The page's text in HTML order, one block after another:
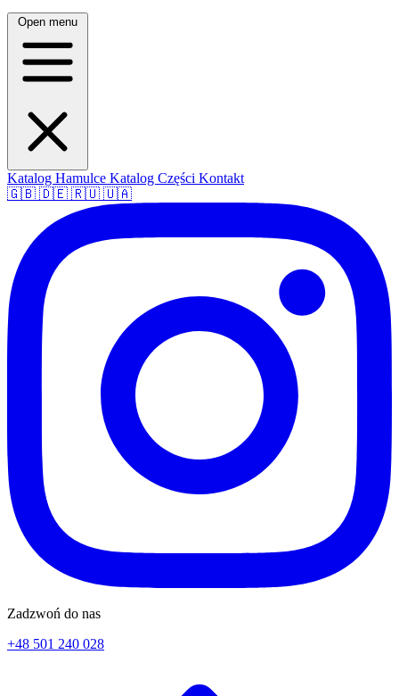
Open menu
Katalog Hamulce Katalog Części Kontakt
🇬🇧 🇩🇪 🇷🇺 🇺🇦
Zadzwoń do nas
+48 501 240 028